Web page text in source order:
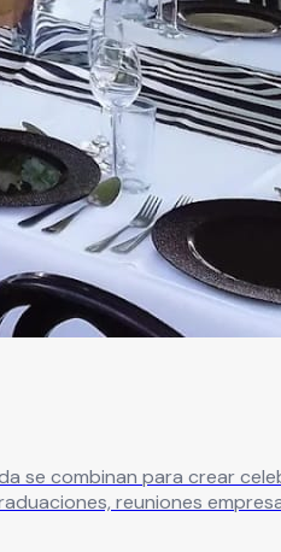
se combinan para crear
reuniones